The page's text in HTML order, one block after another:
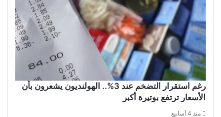
رغم استقرار التضخم عند 3%.. الهولنديون يشعرون بأن
الأسعار ترتفع بوتيرة أكبر
منذ 4 أسابيع